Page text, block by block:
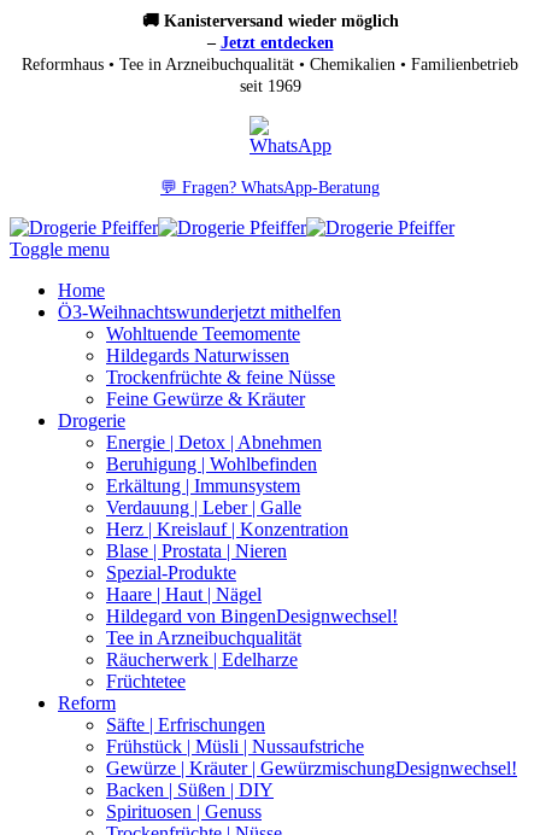
🚚 Kanisterversand wieder möglich
– Jetzt entdecken
Reformhaus • Tee in Arzneibuchqualität • Chemikalien • Familienbetrieb
seit 1969
💬 Fragen? WhatsApp-Beratung
Toggle menu
Home
Ö3-Weihnachtswunderjetzt mithelfen
Wohltuende Teemomente
Hildegards Naturwissen
Trockenfrüchte & feine Nüsse
Feine Gewürze & Kräuter
Drogerie
Energie | Detox | Abnehmen
Beruhigung | Wohlbefinden
Erkältung | Immunsystem
Verdauung | Leber | Galle
Herz | Kreislauf | Konzentration
Blase | Prostata | Nieren
Spezial-Produkte
Haare | Haut | Nägel
Hildegard von BingenDesignwechsel!
Tee in Arzneibuchqualität
Räucherwerk | Edelharze
Früchtetee
Reform
Säfte | Erfrischungen
Frühstück | Müsli | Nussaufstriche
Gewürze | Kräuter | GewürzmischungDesignwechsel!
Backen | Süßen | DIY
Spirituosen | Genuss